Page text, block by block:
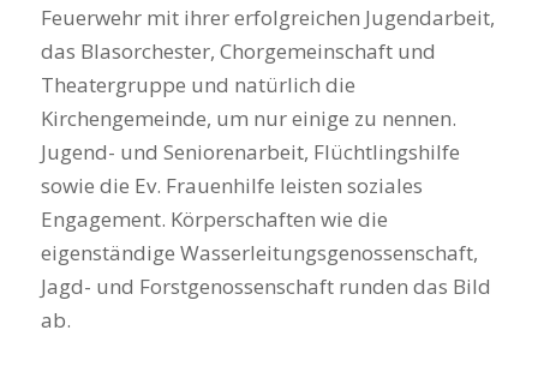
Feuerwehr mit ihrer erfolgreichen Jugendarbeit,
das Blasorchester, Chorgemeinschaft und
Theatergruppe und natürlich die
Kirchengemeinde, um nur einige zu nennen.
Jugend- und Seniorenarbeit, Flüchtlingshilfe
sowie die Ev. Frauenhilfe leisten soziales
Engagement. Körperschaften wie die
eigenständige Wasserleitungsgenossenschaft,
Jagd- und Forstgenossenschaft runden das Bild
ab.